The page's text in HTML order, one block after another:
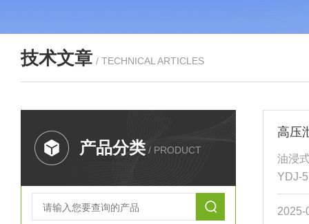
技术文章 / TECHNICAL ARTICLES
产品分类 / PRODUCT
高压
油浸
YDJ-
分）
以选
2025-